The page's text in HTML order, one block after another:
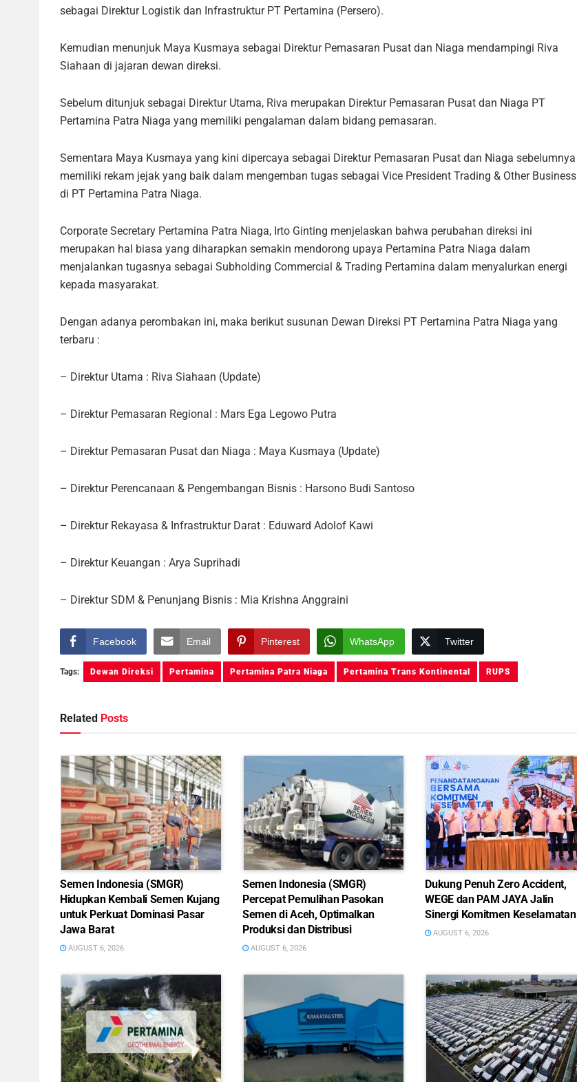
sebagai Direktur Logistik dan Infrastruktur PT Pertamina (Persero).
Kemudian menunjuk Maya Kusmaya sebagai Direktur Pemasaran Pusat dan Niaga mendampingi Riva
Siahaan di jajaran dewan direksi.
Sebelum ditunjuk sebagai Direktur Utama, Riva merupakan Direktur Pemasaran Pusat dan Niaga PT
Pertamina Patra Niaga yang memiliki pengalaman dalam bidang pemasaran.
Sementara Maya Kusmaya yang kini dipercaya sebagai Direktur Pemasaran Pusat dan Niaga sebelumnya
memiliki rekam jejak yang baik dalam mengemban tugas sebagai Vice President Trading & Other Business
di PT Pertamina Patra Niaga.
Corporate Secretary Pertamina Patra Niaga, Irto Ginting menjelaskan bahwa perubahan direksi ini
merupakan hal biasa yang diharapkan semakin mendorong upaya Pertamina Patra Niaga dalam
menjalankan tugasnya sebagai Subholding Commercial & Trading Pertamina dalam menyalurkan energi
kepada masyarakat.
Dengan adanya perombakan ini, maka berikut susunan Dewan Direksi PT Pertamina Patra Niaga yang
terbaru :
– Direktur Utama : Riva Siahaan (Update)
– Direktur Pemasaran Regional : Mars Ega Legowo Putra
– Direktur Pemasaran Pusat dan Niaga : Maya Kusmaya (Update)
– Direktur Perencanaan & Pengembangan Bisnis : Harsono Budi Santoso
– Direktur Rekayasa & Infrastruktur Darat : Eduward Adolof Kawi
– Direktur Keuangan : Arya Suprihadi
– Direktur SDM & Penunjang Bisnis : Mia Krishna Anggraini
Facebook Email Pinterest WhatsApp Twitter
Tags: Dewan Direksi Pertamina Pertamina Patra Niaga Pertamina Trans Kontinental RUPS
Related Posts
Semen Indonesia (SMGR)
Hidupkan Kembali Semen Kujang
untuk Perkuat Dominasi Pasar
Jawa Barat
AUGUST 6, 2026
Semen Indonesia (SMGR)
Percepat Pemulihan Pasokan
Semen di Aceh, Optimalkan
Produksi dan Distribusi
AUGUST 6, 2026
Dukung Penuh Zero Accident,
WEGE dan PAM JAYA Jalin
Sinergi Komitmen Keselamatan
AUGUST 6, 2026